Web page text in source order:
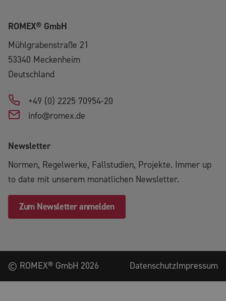
ROMEX® GmbH
Mühlgrabenstraße 21
53340 Meckenheim
Deutschland
+49 (0) 2225 70954-20
info@romex.de
Newsletter
Normen, Regelwerke, Fallstudien, Projekte. Immer up
to date mit unserem monatlichen Newsletter.
Zum Newsletter anmelden
© ROMEX® GmbH 2026 DatenschutzImpressum